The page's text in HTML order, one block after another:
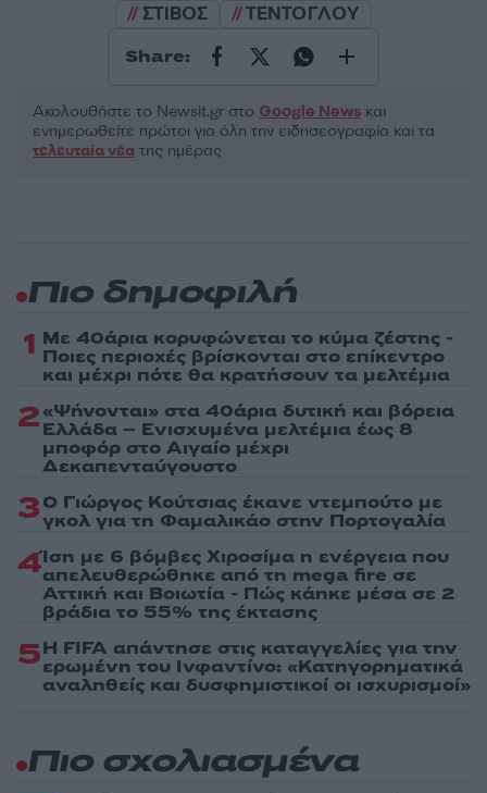
ΣΤΙΒΟΣ
ΤΕΝΤΟΓΛΟΥ
Share:
Ακολουθήστε το Νewsit.gr στο Google News και
ενημερωθείτε πρώτοι για όλη την ειδησεογραφία και τα
τελευταία νέα της ημέρας
Πιο δημοφιλή
1 Με 40άρια κορυφώνεται το κύμα ζέστης -
Ποιες περιοχές βρίσκονται στο επίκεντρο
και μέχρι πότε θα κρατήσουν τα μελτέμια
2«Ψήνονται» στα 40άρια δυτική και βόρεια
Ελλάδα – Ενισχυμένα μελτέμια έως 8
μποφόρ στο Αιγαίο μέχρι
Δεκαπενταύγουστο
3Ο Γιώργος Κούτσιας έκανε ντεμπούτο με
γκολ για τη Φαμαλικάο στην Πορτογαλία
4Ίση με 6 βόμβες Χιροσίμα η ενέργεια που
απελευθερώθηκε από τη mega fire σε
Αττική και Βοιωτία - Πώς κάηκε μέσα σε 2
βράδια το 55% της έκτασης
5Η FIFA απάντησε στις καταγγελίες για την
ερωμένη του Ινφαντίνο: «Κατηγορηματικά
αναληθείς και δυσφημιστικοί οι ισχυρισμοί»
Πιο σχολιασμένα